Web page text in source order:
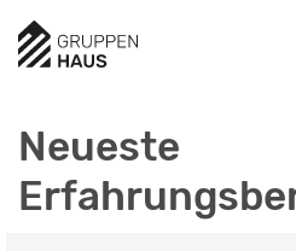
Neueste